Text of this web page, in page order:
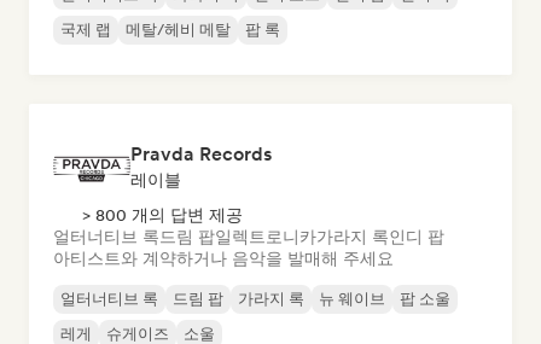
국제 랩
메탈/헤비 메탈 팝 록
Pravda Records
레이블
> 800 개의 답변 제공
얼터너티브 록드림 팝일렉트로니카가라지 록인디 팝
아티스트와 계약하거나 음악을 발매해 주세요
얼터너티브 록 드림 팝 가라지 록 뉴 웨이브
팝 소울
레게
슈게이즈 소울